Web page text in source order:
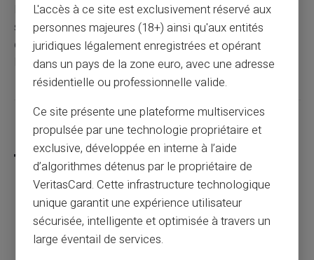
En gardant ces conseils à l'esprit, vous pouvez non
seulement comprendre la structure de votre numéro de
carte mais aussi assurer une meilleure protection contre
les éventuelles fraudes.
Partager cet article
Comment bloquer un prélèvement : tout ce
qu'il faut savoir
L'accès à ce site est exclusivement réservé aux
personnes majeures (18+) ainsi qu'aux entités
juridiques légalement enregistrées et opérant
dans un pays de la zone euro, avec une adresse
résidentielle ou professionnelle valide.
Ce site présente une plateforme multiservices
propulsée par une technologie propriétaire et
exclusive, développée en interne à l’aide
d’algorithmes détenus par le propriétaire de
VeritasCard. Cette infrastructure technologique
unique garantit une expérience utilisateur
sécurisée, intelligente et optimisée à travers un
large éventail de services.